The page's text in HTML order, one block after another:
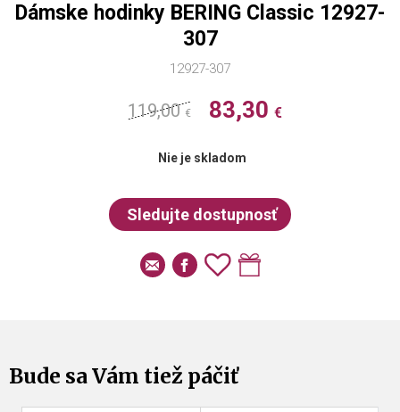
12927-307
Dámske hodinky BERING Classic 12927-
307
119,00€ 83,30 €
Nie je skladom
Bude sa Vám tiež páčiť